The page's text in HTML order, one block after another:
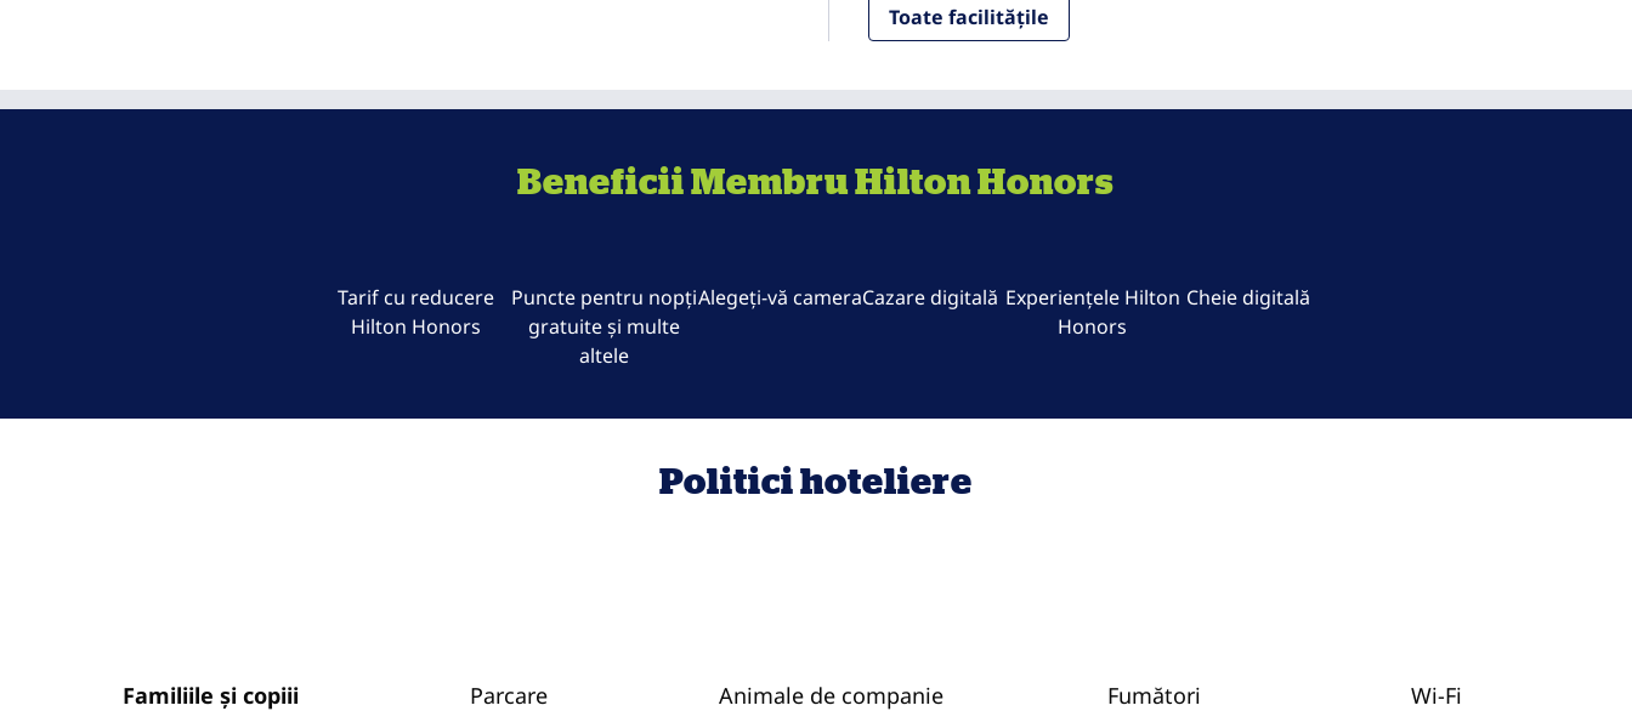
Toate facilitățile
Beneficii Membru Hilton Honors
Tarif cu reducere
Hilton Honors
Puncte pentru nopți
gratuite și multe
altele
Alegeți-vă cameraCazare digitală Experiențele Hilton
Honors
Cheie digitală
Politici hoteliere
Familiile și copiii Parcare Animale de companie Fumători Wi-Fi